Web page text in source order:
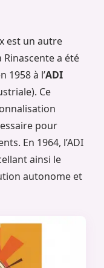
est un autre
a été
1958 à l’ADI
Ce
pour
En 1964, l’ADI
ainsi le
autonome et